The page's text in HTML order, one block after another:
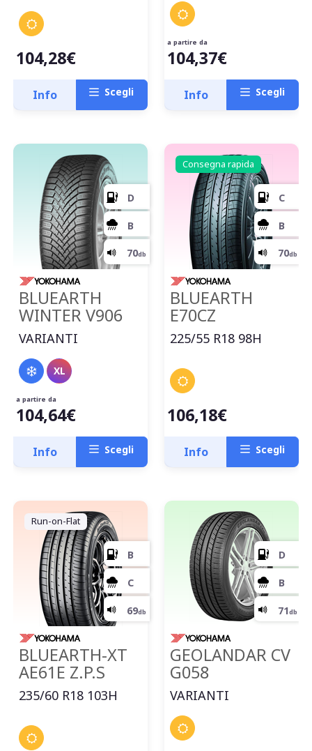
D
68db
104,28€
Info Scegli
a partire da
104,37€
Info Scegli
BLUEARTH
WINTER V906
VARIANTI
XL
a partire da
104,64€
Info Scegli
Consegna rapida
BLUEARTH
E70CZ
225/55 R18 98H
106,18€
Info Scegli
Run-on-Flat
BLUEARTH-XT
AE61E Z.P.S
235/60 R18 103H
GEOLANDAR CV
G058
VARIANTI